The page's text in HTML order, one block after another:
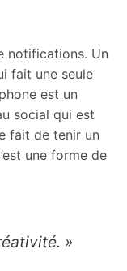
notifications. Un
fait une seule
est un
social qui est
fait de tenir un
une forme de
»